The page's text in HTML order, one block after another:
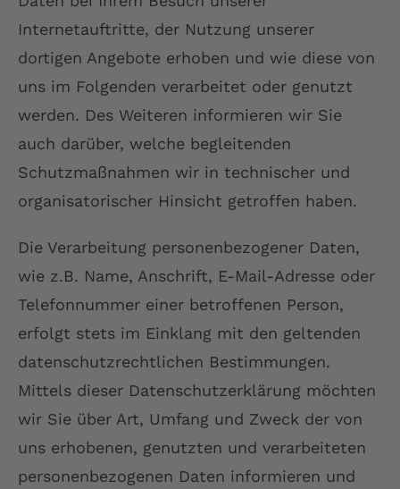
Internetauftritte, der Nutzung unserer
dortigen Angebote erhoben und wie diese von
uns im Folgenden verarbeitet oder genutzt
werden. Des Weiteren informieren wir Sie
auch darüber, welche begleitenden
Schutzmaßnahmen wir in technischer und
organisatorischer Hinsicht getroffen haben.
Die Verarbeitung personenbezogener Daten,
wie z.B. Name, Anschrift, E-Mail-Adresse oder
Telefonnummer einer betroffenen Person,
erfolgt stets im Einklang mit den geltenden
datenschutzrechtlichen Bestimmungen.
Mittels dieser Datenschutzerklärung möchten
wir Sie über Art, Umfang und Zweck der von
uns erhobenen, genutzten und verarbeiteten
personenbezogenen Daten informieren und